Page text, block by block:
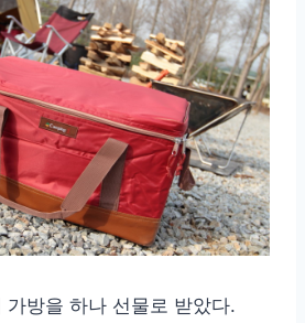
가방을 하나 선물로 받았다.